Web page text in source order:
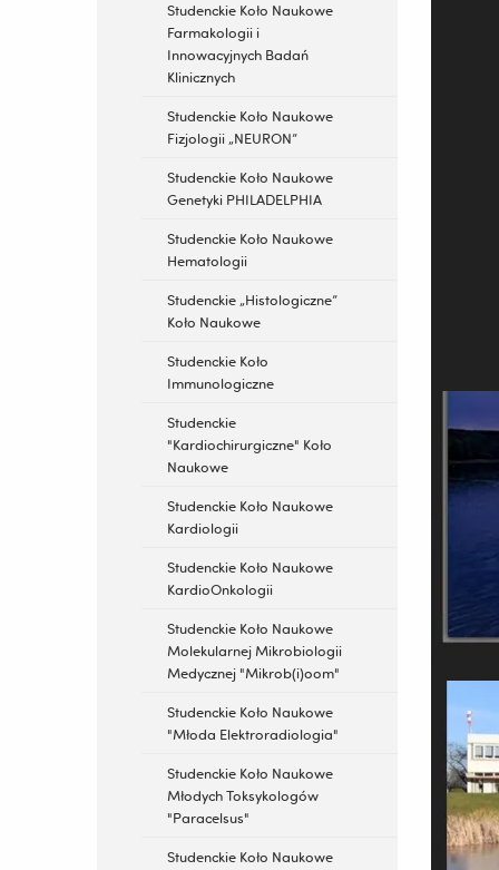
Studenckie Koło Naukowe
Farmakologii i
Innowacyjnych Badań
Klinicznych
Studenckie Koło Naukowe
Fizjologii „NEURON”
Studenckie Koło Naukowe
Genetyki PHILADELPHIA
Studenckie Koło Naukowe
Hematologii
Studenckie „Histologiczne”
Koło Naukowe
Studenckie Koło
Immunologiczne
Studenckie
"Kardiochirurgiczne" Koło
Naukowe
Studenckie Koło Naukowe
Kardiologii
Studenckie Koło Naukowe
KardioOnkologii
Studenckie Koło Naukowe
Molekularnej Mikrobiologii
Medycznej "Mikrob(i)oom"
Studenckie Koło Naukowe
"Młoda Elektroradiologia"
Studenckie Koło Naukowe
Młodych Toksykologów
"Paracelsus"
Studenckie Koło Naukowe